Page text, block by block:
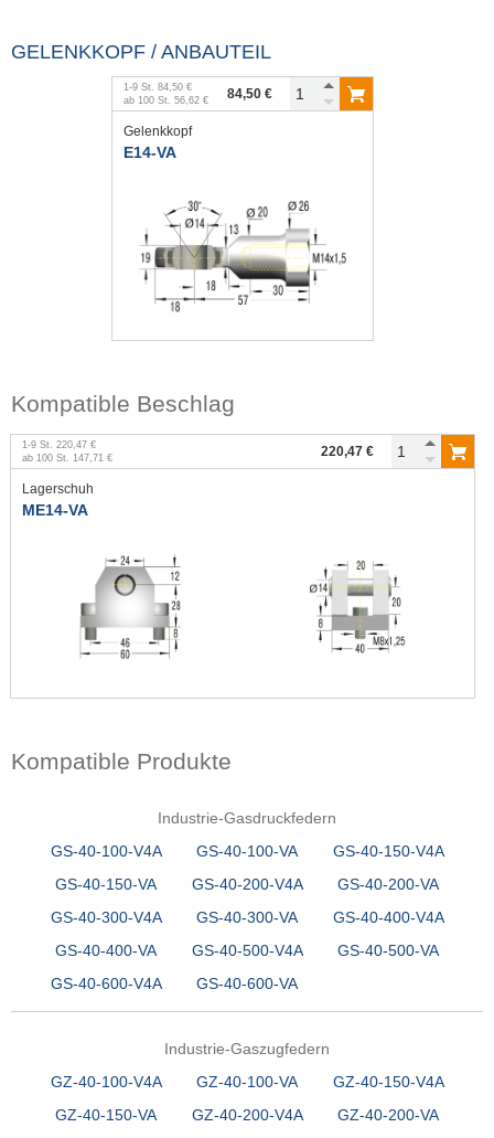
GELENKKOPF / ANBAUTEIL
1-9 St. 84,50 €
ab 100 St. 56,62 € 84,50 €
Gelenkkopf
E14-VA
Kompatible Beschlag
1-9 St. 220,47 €
ab 100 St. 147,71 € 220,47 €
Lagerschuh
ME14-VA
Kompatible Produkte
Industrie-Gasdruckfedern
GS-40-100-V4A
GS-40-100-VA
GS-40-150-V4A
GS-40-150-VA
GS-40-200-V4A
GS-40-200-VA
GS-40-300-V4A
GS-40-300-VA
GS-40-400-V4A
GS-40-400-VA
GS-40-500-V4A
GS-40-500-VA
GS-40-600-V4A
GS-40-600-VA
Industrie-Gaszugfedern
GZ-40-100-V4A
GZ-40-100-VA
GZ-40-150-V4A
GZ-40-150-VA
GZ-40-200-V4A
GZ-40-200-VA